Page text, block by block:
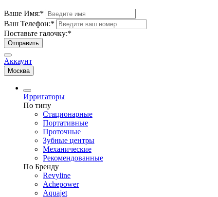
Ваше Имя:*
Ваш Телефон:*
Поставьте галочку:*
Отправить
Аккаунт
Москва
Ирригаторы
По типу
Стационарные
Портативные
Проточные
Зубные центры
Механические
Рекомендованные
По Бренду
Revyline
Achepower
Aquajet